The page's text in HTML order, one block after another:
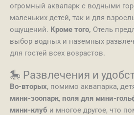
огромный аквапарк с водными
маленьких детей, так и для
ощущений. Кроме того, Отель
выбор водных и наземных
для гостей всех возрастов.
🎠 Развлечения и
Во-вторых, помимо аквапарка,
мини-зоопарк, поля для мини-
мини-клуб и многое другое, что